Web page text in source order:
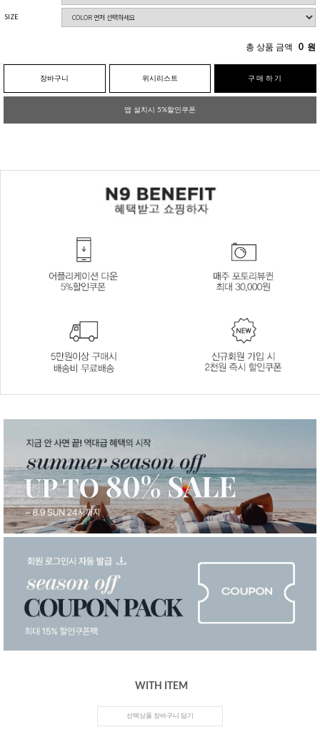
SIZE
총 상품 금액 0 원
장바구니 위시리스트 구매하기
앱 설치시 5%할인쿠폰
WITH ITEM
선택상품 장바구니 담기